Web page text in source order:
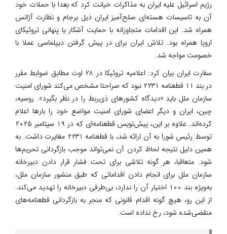
رژیم اسرائیل علیه ایران به مذاکرات خیانت کرد که بعدا با حملات خود
آن به تاسیسات هسته‌ای صلح‌آمیز ایران ذیل برجام و نظارت آژانس
همراه شد. این اقدامات متجاوزانه با حمایت آشکار یا پنهانی تروئیکای
اروپا همراه بود. تلاش ایران برای در پیش گرفتن دیپلماسی عملا با
خصومت مواجه شد.
سفارت ایران بیان کرد: اعلامیه تروئیکا در ۲۸ اوت مطابق ضوابط مقرر
در بند ۱۱ قطعنامه ۲۲۳۱ نبود که صراحتا مشخص می‌کند شورای امنیت
سازمان ملل باید «دیدگاه کشورهای ذی‌ربط را در نظر بگیرد». روسیه،
چین، ایران و دیگر اعضای شورای امنیت مواضع خود را بارها اعلام
کرده‌اند. علاوه بر این، پیش‌نویس قطعنامه‌ای که در ۱۹ سپتامبر ۲۰۲۵
توسط رئیس شورا به آن ارائه شد، با قطعنامه ۲۲۳۱ مغایرت داشت. به
همین دلیل نتیجه لحاظ کردن آن نمی‌تواند موجب بازگردانی تحریم‌ها
شود. متعاقبا، هر گونه تلاشی برای تحت فشار قرار دادن دبیرخانه
سازمان ملل برای انجام دادن اقداماتی که طبق منشور سازمان ملل،
‌به‌ویژه بند ۱۰۰ اختیار آن را ندارد، بی‌طرفی دبیرخانه را تهدید می‌کند.
از این رو، هیچ گونه اقدام قانونی که منجر به بازگردانی قطعنامه‌های
منقضی‌شده شود، رخ نداده است.